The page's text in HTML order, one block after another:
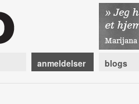
anmeldelser blogs